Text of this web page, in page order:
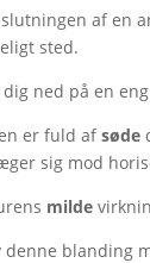
slutningen af en
sted.
ned på en
er fuld afsøde
sig mod
milde
denne blanding